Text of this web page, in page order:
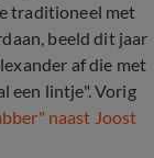
traditioneel met
beeld dit jaar
af die met
een lintje". Vorig
naast Joost